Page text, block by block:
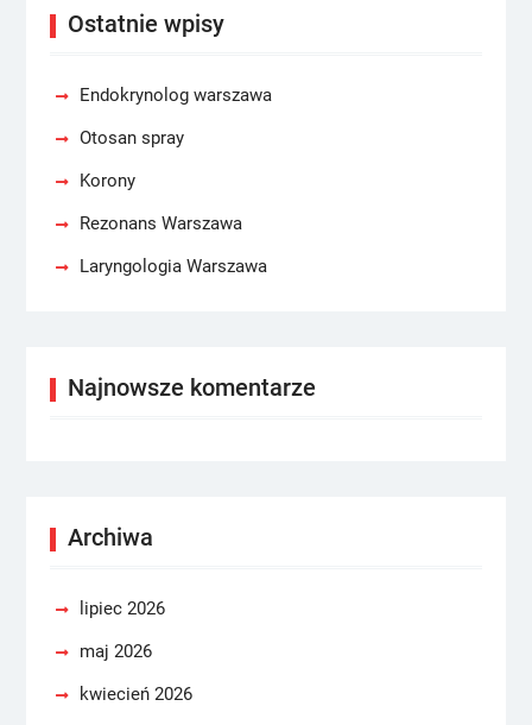
Ostatnie wpisy
Endokrynolog warszawa
Otosan spray
Korony
Rezonans Warszawa
Laryngologia Warszawa
Najnowsze komentarze
Archiwa
lipiec 2026
maj 2026
kwiecień 2026